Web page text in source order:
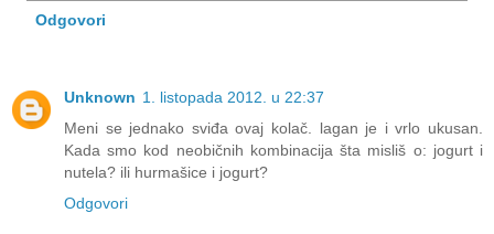
Odgovori
Unknown 1. listopada 2012. u 22:37
Meni se jednako sviđa ovaj kolač. lagan je i vrlo ukusan.
Kada smo kod neobičnih kombinacija šta misliš o: jogurt i
nutela? ili hurmašice i jogurt?
Odgovori